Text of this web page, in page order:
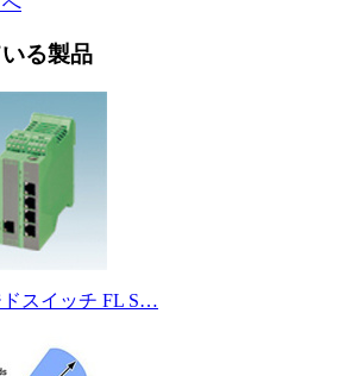
る製品
スイッチ FL S…